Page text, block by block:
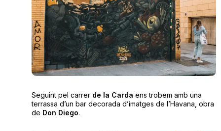
Seguint pel carrer de la Carda ens trobem amb una
terrassa d’un bar decorada d’imatges de l’Havana, obra
de Don Diego.